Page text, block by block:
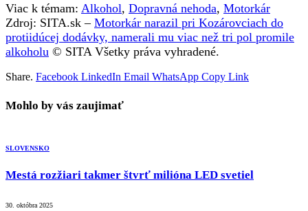
Viac k témam: Alkohol, Dopravná nehoda, Motorkár
Zdroj: SITA.sk – Motorkár narazil pri Kozárovciach do
protiidúcej dodávky, namerali mu viac než tri pol promile
alkoholu © SITA Všetky práva vyhradené.
Share. Facebook LinkedIn Email WhatsApp Copy Link
Mohlo by vás zaujimať
SLOVENSKO
Mestá rozžiari takmer štvrť milióna LED svetiel
30. októbra 2025